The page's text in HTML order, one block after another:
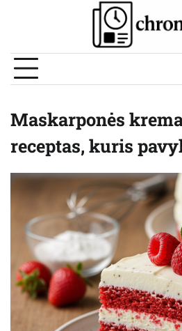
Maskarponės
receptas, kuris